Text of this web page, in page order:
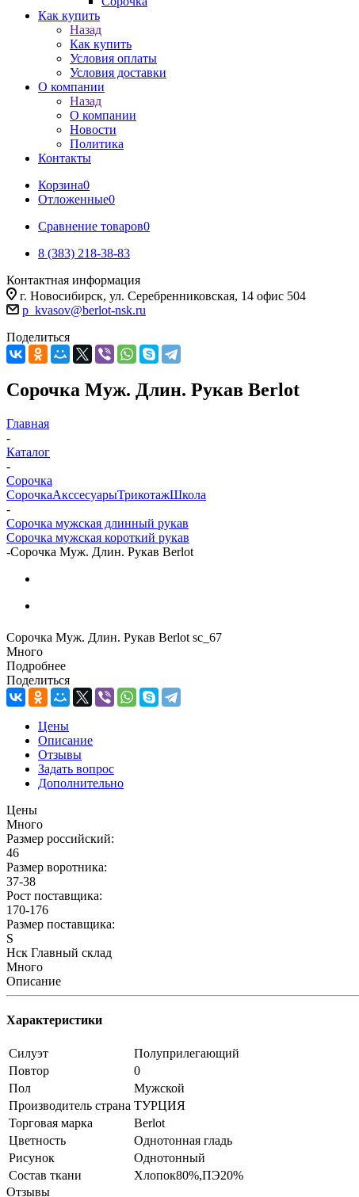
Как купить
Назад
Как купить
Условия оплаты
Условия доставки
О компании
Назад
О компании
Новости
Политика
Контакты
Корзина0
Отложенные0
Сравнение товаров0
8 (383) 218-38-83
Контактная информация
г. Новосибирск, ул. Серебренниковская, 14 офис 504
p_kvasov@berlot-nsk.ru
Поделиться
Сорочка Муж. Длин. Рукав Berlot
Главная
-
Каталог
-
Сорочка
СорочкаАкссесуарыТрикотажШкола
-
Сорочка мужская длинный рукав
Сорочка мужская короткий рукав
-Сорочка Муж. Длин. Рукав Berlot
Сорочка Муж. Длин. Рукав Berlot sc_67
Много
Подробнее
Поделиться
Цены
Описание
Отзывы
Задать вопрос
Дополнительно
Цены
Много
Размер российский:
46
Размер воротника:
37-38
Рост поставщика:
170-176
Размер поставщика:
S
Нск Главный склад
Много
Описание
Характеристики
Силуэт
Полуприлегающий
Повтор
0
Пол
Мужской
Производитель страна ТУРЦИЯ
Торговая марка
Berlot
Цветность
Однотонная гладь
Рисунок
Однотонный
Состав ткани
Хлопок80%,ПЭ20%
Отзывы